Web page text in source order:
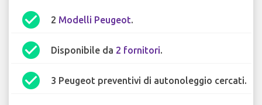
check_circle 2 Modelli Peugeot.
check_circle Disponibile da 2 fornitori.
check_circle 3 Peugeot preventivi di autonoleggio cercati.